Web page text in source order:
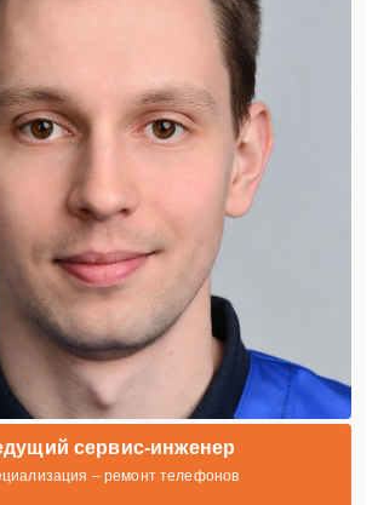
сервис-инженер
– ремонт телефонов